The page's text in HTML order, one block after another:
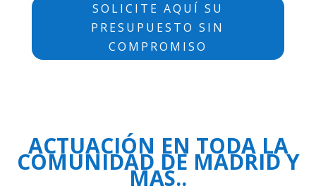
SOLICITE AQUÍ SU
PRESUPUESTO SIN
COMPROMISO
ACTUACIÓN EN TODA LA
COMUNIDAD DE MADRID Y
MAS..